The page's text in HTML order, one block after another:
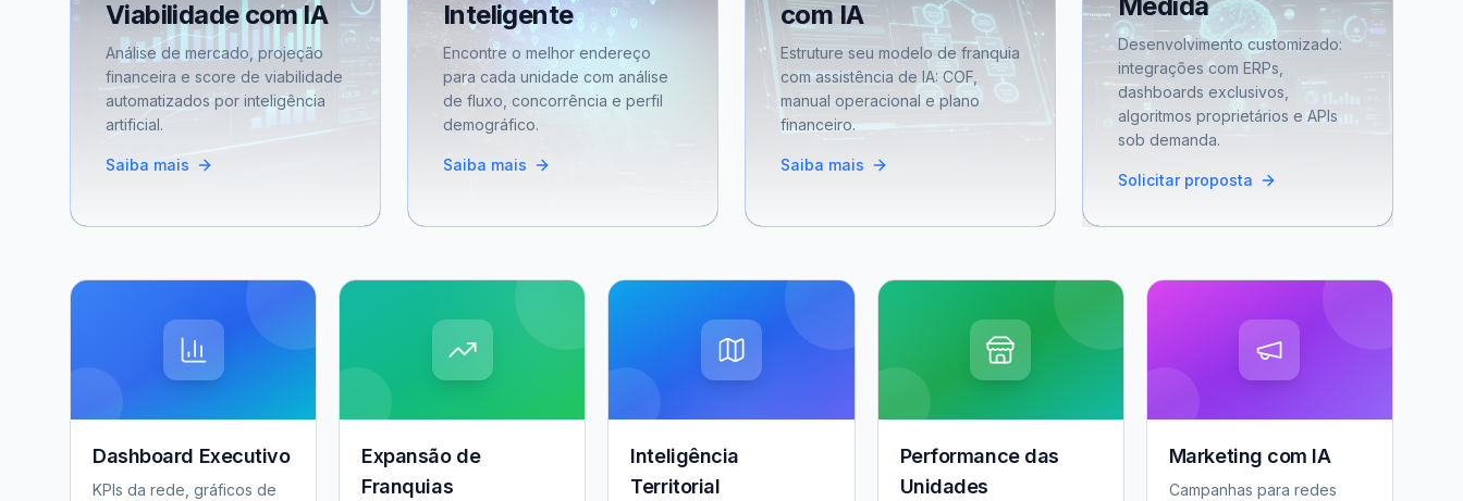
Viabilidade com IA
Análise de mercado, projeção
financeira e score de viabilidade
automatizados por inteligência
artificial.
Saiba mais
Inteligente
Encontre o melhor endereço
para cada unidade com análise
de fluxo, concorrência e perfil
demográfico.
Saiba mais
com IA
Estruture seu modelo de franquia
com assistência de IA: COF,
manual operacional e plano
financeiro.
Saiba mais
Desenvolvimento customizado:
integrações com ERPs,
dashboards exclusivos,
algoritmos proprietários e APIs
sob demanda.
Solicitar proposta
Dashboard Executivo
KPIs da rede, gráficos de
Expansão de
Franquias
Inteligência
Territorial
Performance das
Unidades
Marketing com IA
Campanhas para redes